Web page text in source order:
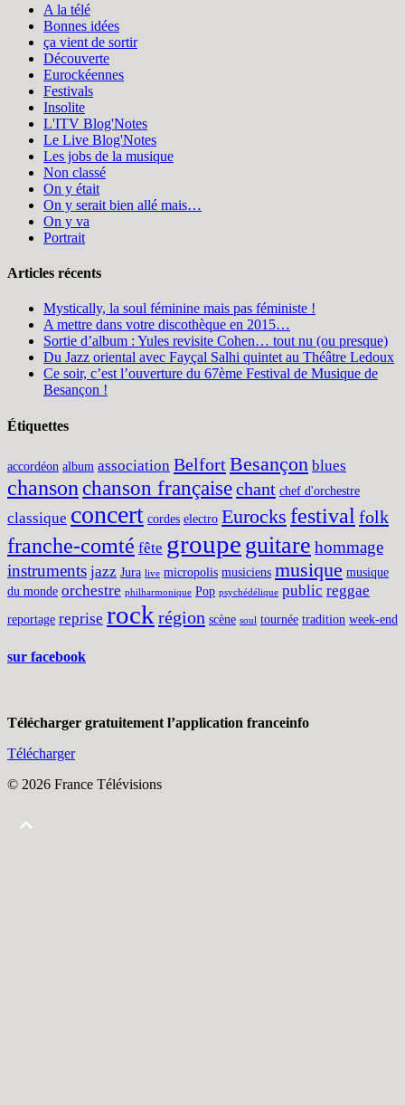
A la télé
Bonnes idées
ça vient de sortir
Découverte
Eurockéennes
Festivals
Insolite
L'ITV Blog'Notes
Le Live Blog'Notes
Les jobs de la musique
Non classé
On y était
On y serait bien allé mais…
On y va
Portrait
Articles récents
Mystically, la soul féminine mais pas féministe !
A mettre dans votre discothèque en 2015…
Sortie d’album : Yules revisite Cohen… tout nu (ou presque)
Du Jazz oriental avec Fayçal Salhi quintet au Théâtre Ledoux
Ce soir, c’est l’ouverture du 67ème Festival de Musique de
Besançon !
Étiquettes
accordéon album association Belfort Besançon blues
chanson chanson françaisechant chef d'orchestre
classique concert cordes electro Eurocks festival folk
franche-comté fête groupe guitare hommage
instruments jazz Jura live micropolis musiciens musique musique
du monde orchestre philharmonique Pop psychédélique public reggae
reportage reprise rock région scène soul tournée tradition week-end
sur facebook
Télécharger gratuitement l’application franceinfo
Télécharger
© 2026 France Télévisions